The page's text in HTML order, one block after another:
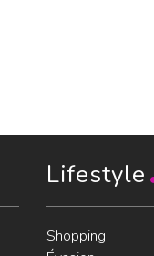
Lifestyle
Shopping